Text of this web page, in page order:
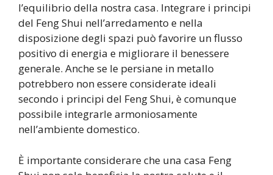
l’equilibrio della nostra casa. Integrare i principi
del Feng Shui nell’arredamento e nella
disposizione degli spazi può favorire un flusso
positivo di energia e migliorare il benessere
generale. Anche se le persiane in metallo
potrebbero non essere considerate ideali
secondo i principi del Feng Shui, è comunque
possibile integrarle armoniosamente
nell’ambiente domestico.
È importante considerare che una casa Feng